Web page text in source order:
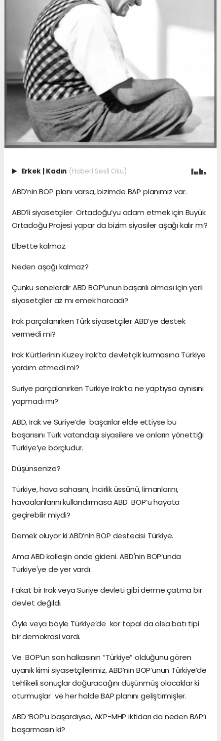
Erkek | Kadın (Haberi Sesli Oku)
ABD’nin BOP planı varsa, bizimde BAP planımız var.
ABD’li siyasetçiler Ortadoğu’yu adam etmek için Büyük
Ortadoğu Projesi yapar da bizim siyasiler aşağı kalır mı?
Elbette kalmaz.
Neden aşağı kalmaz?
Çünkü senelerdir ABD BOP’unun başarılı olması için yerli
siyasetçiler az mı emek harcadı?
Irak parçalanırken Türk siyasetçiler ABD’ye destek
vermedi mi?
Irak Kürtlerinin Kuzey Irak’ta devletçik kurmasına Türkiye
yardım etmedi mi?
Suriye parçalanırken Türkiye Irak’ta ne yaptıysa aynısını
yapmadı mı?
ABD, Irak ve Suriye’de başarılar elde ettiyse bu
başarısını Türk vatandaşı siyasilere ve onların yönettiği
Türkiye’ye borçludur.
Düşünsenize?
Türkiye, hava sahasını, İncirlik üssünü, limanlarını,
havaalanlarını kullandırmasa ABD BOP’u hayata
geçirebilir miydi?
Demek oluyor ki ABD’nin BOP destecisi Türkiye.
Ama ABD kalleşin önde gideni. ABD'nin BOP’unda
Türkiye'ye de yer vardı.
Fakat bir Irak veya Suriye devleti gibi derme çatma bir
devlet değildi.
Öyle veya böyle Türkiye’de kör topal da olsa batı tipi
bir demokrasi vardı.
Ve BOP’un son halkasının “Türkiye” olduğunu gören
uyanık kimi siyasetçilerimiz, ABD’nin BOP’unun Türkiye’de
tehlikeli sonuçlar doğuracağını düşünmüş olacaklar ki
oturmuşlar ve her halde BAP planını geliştirmişler.
ABD ‘BOP’u başardıysa, AKP-MHP iktidarı da neden BAP’ı
başarmasın ki?